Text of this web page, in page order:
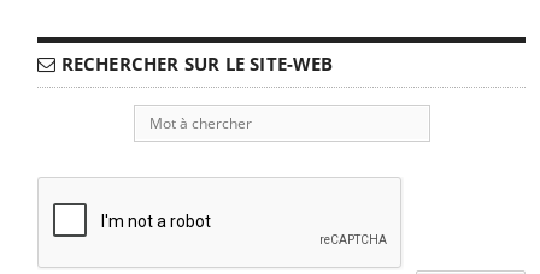
RECHERCHER SUR LE SITE-WEB